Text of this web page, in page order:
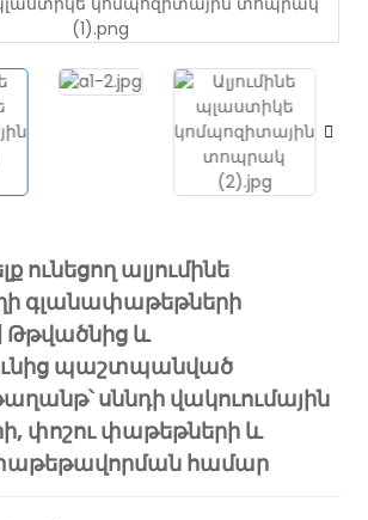
ունեցող ալյումինե
գլանափաթեթների
և
պաշտպանված
սննդի վակուումային
փոշու փաթեթների և
համար